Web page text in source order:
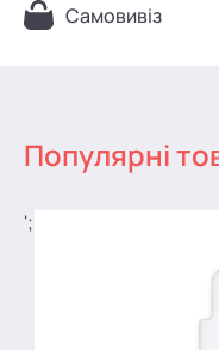
Самовивіз
Популярні
';